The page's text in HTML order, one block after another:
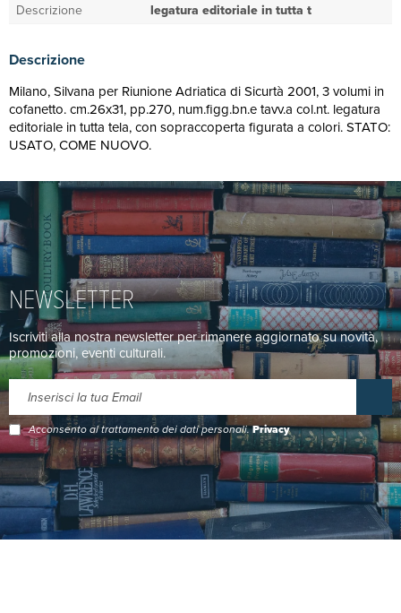
Descrizione
legatura editoriale in tutta t
Descrizione
Milano, Silvana per Riunione Adriatica di Sicurtà 2001, 3 volumi in
cofanetto. cm.26x31, pp.270, num.figg.bn.e tavv.a col.nt. legatura
editoriale in tutta tela, con sopraccoperta figurata a colori. STATO:
USATO, COME NUOVO.
NEWSLETTER
Iscriviti alla nostra newsletter per rimanere aggiornato su novità,
promozioni, eventi culturali.
Acconsento al trattamento dei dati personali.Privacy